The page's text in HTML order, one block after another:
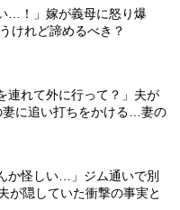
…！」嫁が義母に怒り爆
けれど諦めるべき？
連れて外に行って？」夫が
妻に追い打ちをかける…妻の
か怪しい…」ジム通いで別
が隠していた衝撃の事実と